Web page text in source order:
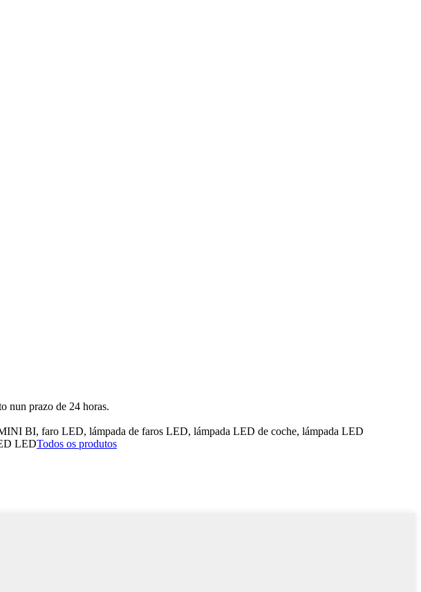
nun prazo de 24 horas.
BI, faro LED, lámpada de faros LED, lámpada LED de coche, lámpada LED
LEDTodos os produtos